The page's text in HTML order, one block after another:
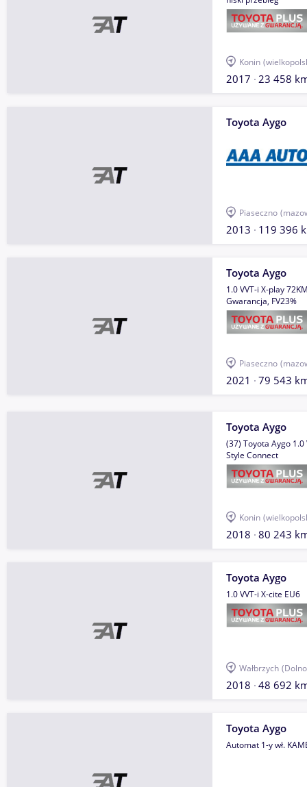
Konin
2017 23 458
Toyota Aygo
Piaseczno
2013 119 396
Toyota Aygo
1.0 VVT-i X-play
Gwarancja, FV23%
Piaseczno
2021 79 543
Toyota Aygo
(37) Toyota Aygo 1.0
Style Connect
Konin
2018 80 243
Toyota Aygo
1.0 VVT-i X-cite EU6
Wałbrzych
2018 48 692
Toyota Aygo
Automat 1-y wł.